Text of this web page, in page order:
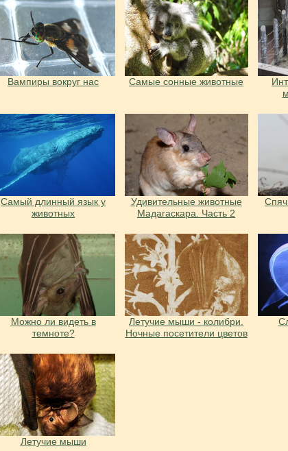
Вампиры вокруг нас Самые сонные животные
Самый длинный язык у
животных
Удивительные животные
Мадагаскара. Часть 2
Можно ли видеть в
темноте?
Летучие мыши - колибри.
Ночные посетители цветов
Летучие мыши